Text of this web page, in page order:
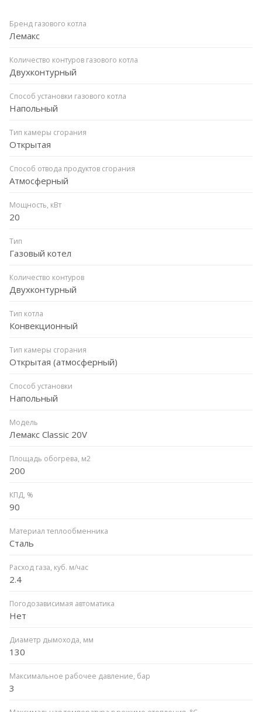
Бренд газового котла
Лемакс
Количество контуров газового котла
Двухконтурный
Способ установки газового котла
Напольный
Тип камеры сгорания
Открытая
Способ отвода продуктов сгорания
Атмосферный
Мощность, кВт
20
Тип
Газовый котел
Количество контуров
Двухконтурный
Тип котла
Конвекционный
Тип камеры сгорания
Открытая (атмосферный)
Способ установки
Напольный
Модель
Лемакс Classic 20V
Площадь обогрева, м2
200
КПД, %
90
Материал теплообменника
Сталь
Расход газа, куб. м/час
2.4
Погодозависимая автоматика
Нет
Диаметр дымохода, мм
130
Максимальное рабочее давление, бар
3